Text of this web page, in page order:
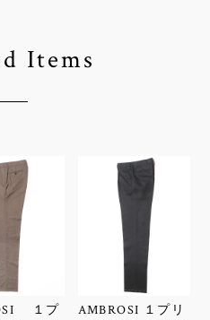
Items
１プ
AMBROSI １プリ